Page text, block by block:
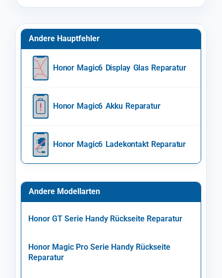
Andere Hauptfehler
Honor Magic6 Display Glas Reparatur
Honor Magic6 Akku Reparatur
Honor Magic6 Ladekontakt Reparatur
Andere Modellarten
Honor GT Serie Handy Rückseite Reparatur
Honor Magic Pro Serie Handy Rückseite
Reparatur